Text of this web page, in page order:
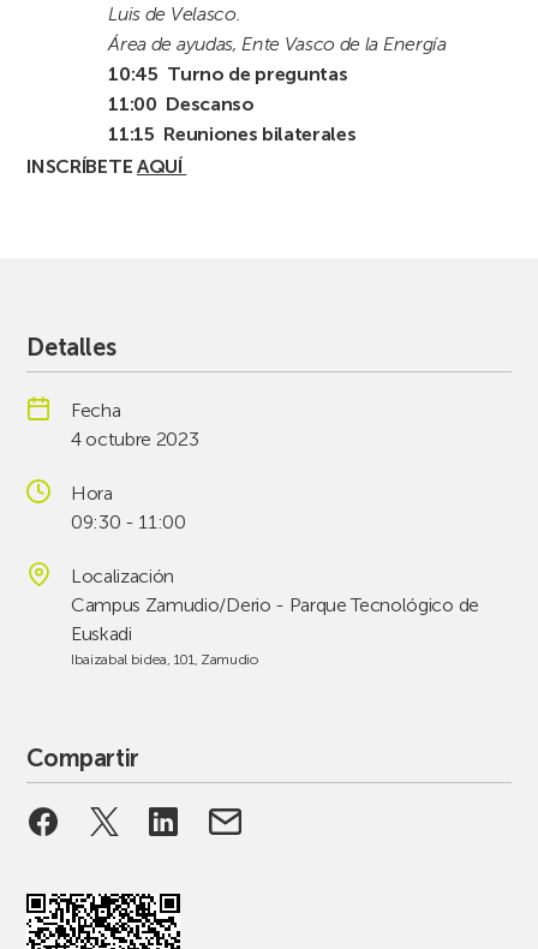
Luis de Velasco.
Área de ayudas, Ente Vasco de la Energía
10:45 Turno de preguntas
11:00 Descanso
11:15 Reuniones bilaterales
INSCRÍBETE AQUÍ
Detalles
Fecha
4 octubre 2023
Hora
09:30 - 11:00
Localización
Campus Zamudio/Derio - Parque Tecnológico de
Euskadi
Ibaizabal bidea, 101, Zamudio
Compartir